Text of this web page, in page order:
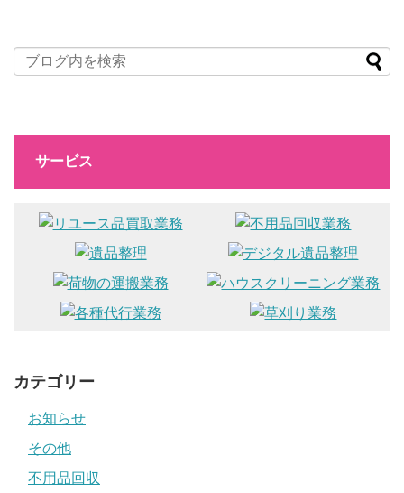
サービス
カテゴリー
お知らせ
その他
不用品回収